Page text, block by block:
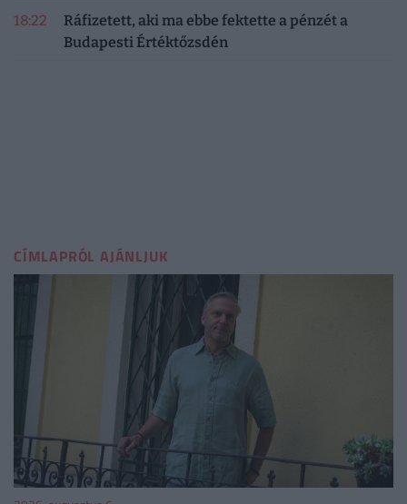
18:22
Ráfizetett, aki ma ebbe fektette a pénzét a
Budapesti Értéktőzsdén
CÍMLAPRÓL AJÁNLJUK